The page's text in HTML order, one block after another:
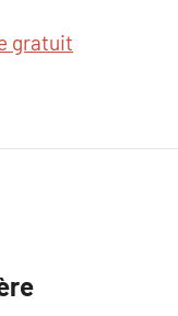
gratuit